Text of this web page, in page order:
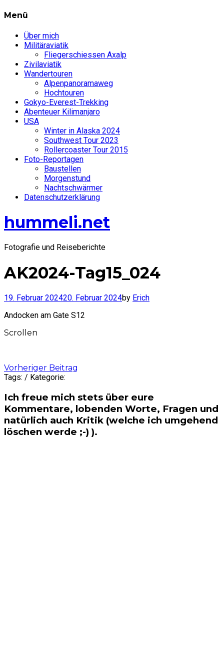
Menü
Über mich
Militäraviatik
Fliegerschiessen Axalp
Zivilaviatik
Wandertouren
Alpenpanoramaweg
Hochtouren
Gokyo-Everest-Trekking
Abenteuer Kilimanjaro
USA
Winter in Alaska 2024
Southwest Tour 2023
Rollercoaster Tour 2015
Foto-Reportagen
Baustellen
Morgenstund
Nachtschwärmer
Datenschutzerklärung
hummeli.net
Fotografie und Reiseberichte
AK2024-Tag15_024
19. Februar 202420. Februar 2024by Erich
Andocken am Gate S12
Scrollen
Post
navigation
Vorheriger Beitrag
Tags: / Kategorie:
Ich freue mich stets über eure
Kommentare, lobenden Worte, Fragen und
natürlich auch Kritik (welche ich umgehend
löschen werde ;-) ).